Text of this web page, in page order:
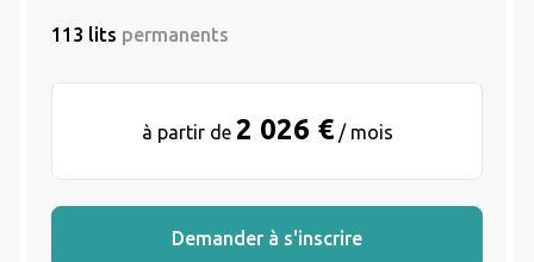
113 lits permanents
à partir de 2 026 €/ mois
Demander à s'inscrire